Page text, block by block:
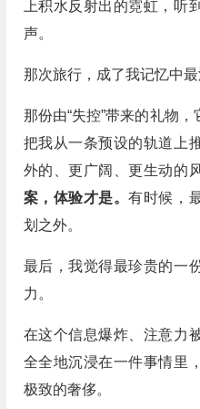
上积水反射出的霓虹，听
声。
那次旅行，成了我记忆中最
那份由“失控”带来的礼物
把我从一条预设的轨道上
外的、更广阔、更生动的
案，体验才是。有时候，
划之外。
最后，我觉得最珍贵的一
力。
在这个信息爆炸、注意力
全全地沉浸在一件事情里
极致的奢侈。